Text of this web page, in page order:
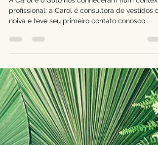
Drink Me Boutique
9 de jun. de 2023
3 min de leitura
Carol & Guto: habemus amor e
A Carol e o Guto nos conheceram num
profissional: a Carol é consultora de vestidos
noiva e teve seu primeiro contato conosco...